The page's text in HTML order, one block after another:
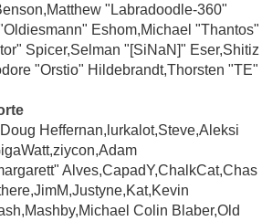
"Labradoodle-360"
Eshom,Michael "Thantos"
Spicer,Selman "[SiNaN]" Eser,Shitiz
"Orstio" Hildebrandt,Thorsten "TE"
Heffernan,lurkalot,Steve,Aleksi
Alves,CapadY,ChalkCat,Chas
Colin Blaber,Old